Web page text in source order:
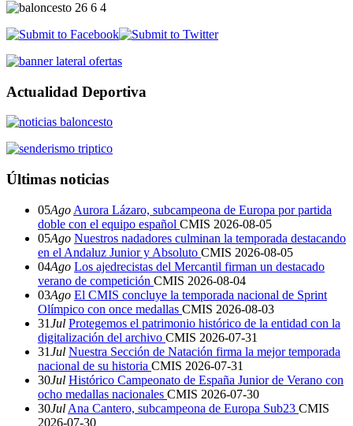
Actualidad Deportiva
Últimas noticias
05Ago Aurora Lázaro, subcampeona de Europa por partida
doble con el equipo español CMIS 2026-08-05
05Ago Nuestros nadadores culminan la temporada destacando
en el Andaluz Junior y Absoluto CMIS 2026-08-05
04Ago Los ajedrecistas del Mercantil firman un destacado
verano de competición CMIS 2026-08-04
03Ago El CMIS concluye la temporada nacional de Sprint
Olímpico con once medallas CMIS 2026-08-03
31Jul Protegemos el patrimonio histórico de la entidad con la
digitalización del archivo CMIS 2026-07-31
31Jul Nuestra Sección de Natación firma la mejor temporada
nacional de su historia CMIS 2026-07-31
30Jul Histórico Campeonato de España Junior de Verano con
ocho medallas nacionales CMIS 2026-07-30
30Jul Ana Cantero, subcampeona de Europa Sub23 CMIS
2026-07-30